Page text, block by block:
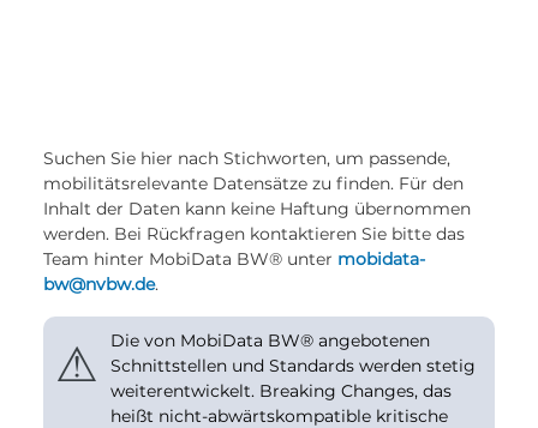
Suchen Sie hier nach Stichworten, um passende,
mobilitätsrelevante Datensätze zu finden. Für den
Inhalt der Daten kann keine Haftung übernommen
werden. Bei Rückfragen kontaktieren Sie bitte das
Team hinter MobiData BW® unter mobidata-
bw@nvbw.de.
⚠
Die von MobiData BW® angebotenen
Schnittstellen und Standards werden stetig
weiterentwickelt. Breaking Changes, das
heißt nicht-abwärtskompatible kritische